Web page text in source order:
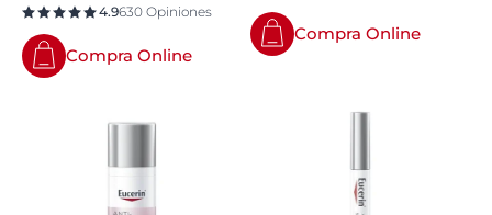
4.9630 Opiniones
Compra Online
Compra Online